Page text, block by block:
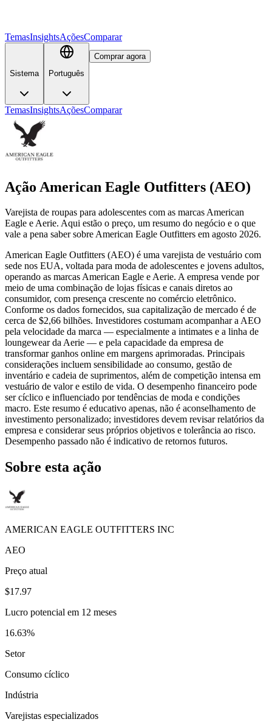
TemasInsightsAçõesComparar
Sistema Português
Comprar agora
TemasInsightsAçõesComparar
Ação American Eagle Outfitters (AEO)
Varejista de roupas para adolescentes com as marcas American
Eagle e Aerie. Aqui estão o preço, um resumo do negócio e o que
vale a pena saber sobre American Eagle Outfitters em agosto 2026.
American Eagle Outfitters (AEO) é uma varejista de vestuário com
sede nos EUA, voltada para moda de adolescentes e jovens adultos,
operando as marcas American Eagle e Aerie. A empresa vende por
meio de uma combinação de lojas físicas e canais diretos ao
consumidor, com presença crescente no comércio eletrônico.
Conforme os dados fornecidos, sua capitalização de mercado é de
cerca de $2,66 bilhões. Investidores costumam acompanhar a AEO
pela velocidade da marca — especialmente a intimates e a linha de
loungewear da Aerie — e pela capacidade da empresa de
transformar ganhos online em margens aprimoradas. Principais
considerações incluem sensibilidade ao consumo, gestão de
inventário e cadeia de suprimentos, além de competição intensa em
vestuário de valor e estilo de vida. O desempenho financeiro pode
ser cíclico e influenciado por tendências de moda e condições
macro. Este resumo é educativo apenas, não é aconselhamento de
investimento personalizado; investidores devem revisar relatórios da
empresa e considerar seus próprios objetivos e tolerância ao risco.
Desempenho passado não é indicativo de retornos futuros.
Sobre esta ação
AMERICAN EAGLE OUTFITTERS INC
AEO
Preço atual
$17.97
Lucro potencial em 12 meses
16.63%
Setor
Consumo cíclico
Indústria
Varejistas especializados